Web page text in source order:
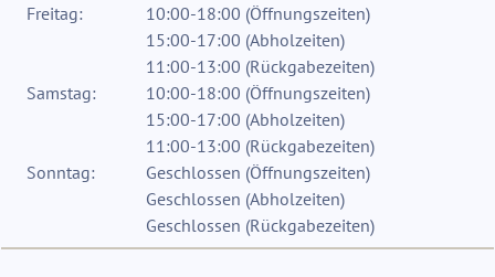
Freitag:
10:00-18:00 (Öffnungszeiten)
15:00-17:00 (Abholzeiten)
11:00-13:00 (Rückgabezeiten)
Samstag:
10:00-18:00 (Öffnungszeiten)
15:00-17:00 (Abholzeiten)
11:00-13:00 (Rückgabezeiten)
Sonntag:
Geschlossen (Öffnungszeiten)
Geschlossen (Abholzeiten)
Geschlossen (Rückgabezeiten)